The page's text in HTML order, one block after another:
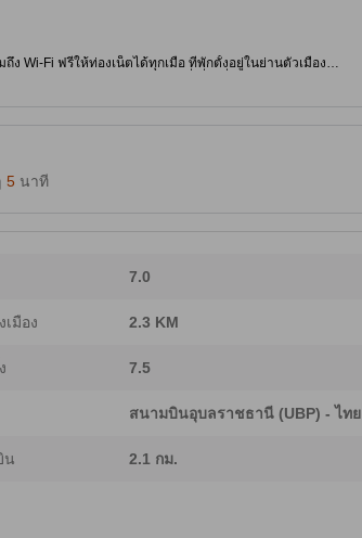
ง Wi-Fi ฟรีให้ท่องเน็ตได้ทุกเมื่อ ที่พักตั้งอยู่ในย่านตัวเมือง
ๆ ทริปยังไม่จบถ้าไม่ได้แวะไปที่เที่ยวชื่อดังอย่าง วัดพระธาตุ
5 นาที
7.0
เมือง 2.3 KM
7.5
สนามบินอุบลราชธานี (UBP) - ไทย
น 2.1 กม.